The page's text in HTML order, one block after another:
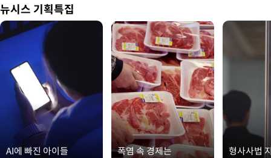
뉴시스 기획특집
AI에 빠진 아이들 폭염 속 경제는 형사사법